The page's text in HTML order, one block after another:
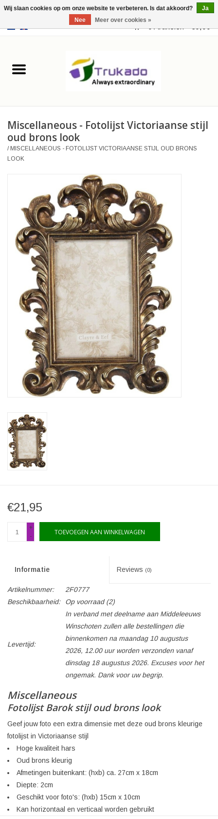
USD 0 Artikelen - €0,00
Leer
Merchandise
Retro Vintage
Tassen
Veronese Design
Giftware & Lifestyle &
Collectables
Bezoek ons
Nieuw
Aanbiedingen
Miscellaneous - Fotolijst Victoriaanse stijl
oud brons look
/MISCELLANEOUS - FOTOLIJST VICTORIAANSE STIJL OUD BRONS
LOOK
€21,95
+
-
TOEVOEGEN AAN WINKELWAGEN
Informatie Reviews (0)
Artikelnummer:
2F0777
Beschikbaarheid:
Op voorraad(2)
Levertijd:
In verband met deelname aan Middeleeuws
Winschoten zullen alle bestellingen die
binnenkomen na maandag 10 augustus
2026, 12.00 uur worden verzonden vanaf
dinsdag 18 augustus 2026. Excuses voor het
ongemak. Dank voor uw begrip.
Miscellaneous
Fotolijst Barok stijl oud brons look
Geef jouw foto een extra dimensie met deze oud brons kleurige
fotolijst in Victoriaanse stijl
Hoge kwaliteit hars
Oud brons kleurig
Afmetingen buitenkant: (hxb) ca. 27cm x 18cm
Diepte: 2cm
Geschikt voor foto's: (hxb) 15cm x 10cm
Kan horizontaal en verticaal worden gebruikt
Wij slaan cookies op om onze website te verbeteren. Is dat akkoord?
Ja
Nee
Meer over cookies »